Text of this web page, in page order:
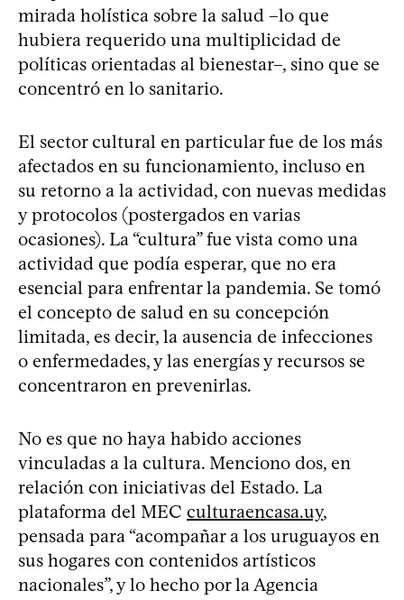
mirada holística sobre la salud –lo que
hubiera requerido una multiplicidad de
políticas orientadas al bienestar–, sino que se
concentró en lo sanitario.
El sector cultural en particular fue de los más
afectados en su funcionamiento, incluso en
su retorno a la actividad, con nuevas medidas
y protocolos (postergados en varias
ocasiones). La “cultura” fue vista como una
actividad que podía esperar, que no era
esencial para enfrentar la pandemia. Se tomó
el concepto de salud en su concepción
limitada, es decir, la ausencia de infecciones
o enfermedades, y las energías y recursos se
concentraron en prevenirlas.
No es que no haya habido acciones
vinculadas a la cultura. Menciono dos, en
relación con iniciativas del Estado. La
plataforma del MEC culturaencasa.uy,
pensada para “acompañar a los uruguayos en
sus hogares con contenidos artísticos
nacionales”, y lo hecho por la Agencia